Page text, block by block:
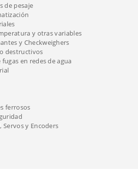
de pesaje
y otras variables
y Checkweighers
destructivos
en redes de agua
ferrosos
y Encoders